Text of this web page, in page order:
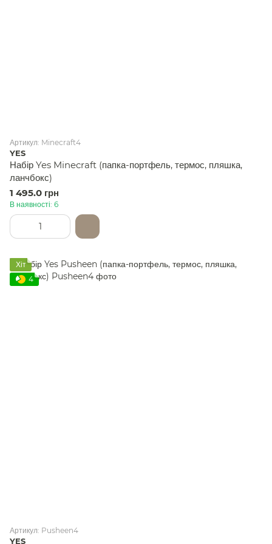
Артикул: Minecraft4
YES
Набір Yes Minecraft (папка-портфель, термос, пляшка,
ланчбокс)
1 495.0 грн
В наявності: 6
Хіт
4
Артикул: Pusheen4
YES